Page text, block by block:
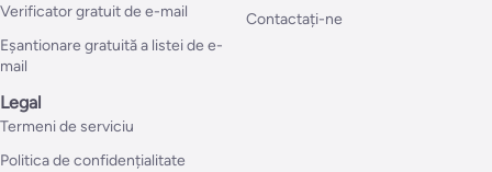
Verificator gratuit de e-mail
Eșantionare gratuită a listei de e-
mail
Contactați-ne
Legal
Termeni de serviciu
Politica de confidențialitate